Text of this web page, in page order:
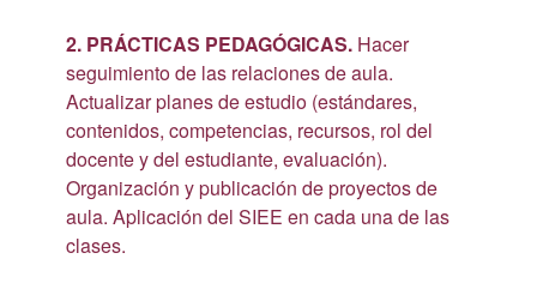
2. PRÁCTICAS PEDAGÓGICAS. Hacer
seguimiento de las relaciones de aula.
Actualizar planes de estudio (estándares,
contenidos, competencias, recursos, rol del
docente y del estudiante, evaluación).
Organización y publicación de proyectos de
aula. Aplicación del SIEE en cada una de las
clases.